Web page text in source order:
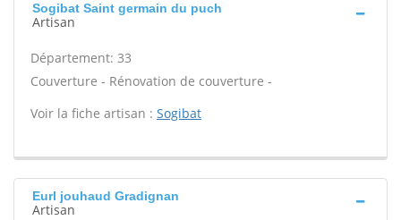
Sogibat Saint germain du puch
Artisan
Département: 33
Couverture - Rénovation de couverture -
Voir la fiche artisan : Sogibat
Eurl jouhaud Gradignan
Artisan